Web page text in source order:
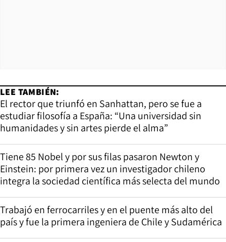
LEE TAMBIÉN:
El rector que triunfó en Sanhattan, pero se fue a
estudiar filosofía a España: “Una universidad sin
humanidades y sin artes pierde el alma”
Tiene 85 Nobel y por sus filas pasaron Newton y
Einstein: por primera vez un investigador chileno
integra la sociedad científica más selecta del mundo
Trabajó en ferrocarriles y en el puente más alto del
país y fue la primera ingeniera de Chile y Sudamérica